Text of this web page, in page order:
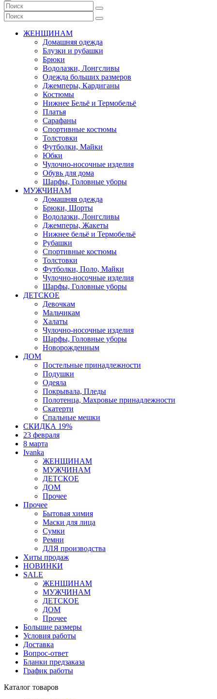
ЖЕНЩИНАМ
Домашняя одежда
Блузки и рубашки
Брюки
Водолазки, Лонгсливы
Одежда больших размеров
Джемперы, Кардиганы
Костюмы
Нижнее Бельё и Термобельё
Платья
Сарафаны
Спортивные костюмы
Толстовки
Футболки, Майки
Юбки
Чулочно-носочные изделия
Обувь для дома
Шарфы, Головные уборы
МУЖЧИНАМ
Домашняя одежда
Брюки, Шорты
Водолазки, Лонгсливы
Джемперы, Жакеты
Нижнее бельё и Термобельё
Рубашки
Спортивные костюмы
Толстовки
Футболки, Поло, Майки
Чулочно-носочные изделия
Шарфы, Головные уборы
ДЕТСКОЕ
Девочкам
Мальчикам
Халаты
Чулочно-носочные изделия
Шарфы, Головные уборы
Новорожденным
ДОМ
Постельные принадлежности
Подушки
Одеяла
Покрывала, Пледы
Полотенца, Махровые принадлежности
Скатерти
Спальные мешки
СКИДКА 19%
23 февраля
8 марта
Ivanka
ЖЕНЩИНАМ
МУЖЧИНАМ
ДЕТСКОЕ
ДОМ
Прочее
Прочее
Бытовая химия
Маски для лица
Сумки
Ремни
ДЛЯ производства
Хиты продаж
НОВИНКИ
SALE
ЖЕНЩИНАМ
МУЖЧИНАМ
ДЕТСКОЕ
ДОМ
Прочее
Большие размеры
Условия работы
Доставка
Вопрос-ответ
Бланки предзаказа
График работы
Каталог товаров